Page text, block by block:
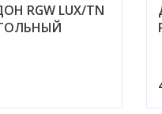
RGW LUX/TN